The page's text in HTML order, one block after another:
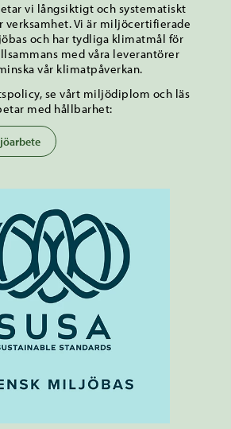
vi långsiktigt och systematiskt
verksamhet. Vi är miljöcertifierade
och har tydliga klimatmål för
med våra leverantörer
vår klimatpåverkan.
se vårt miljödiplom och läs
med hållbarhet: